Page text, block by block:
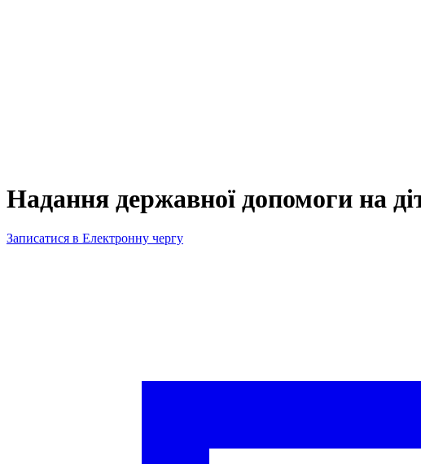
Надання державної допомоги на
Записатися в Електронну чергу